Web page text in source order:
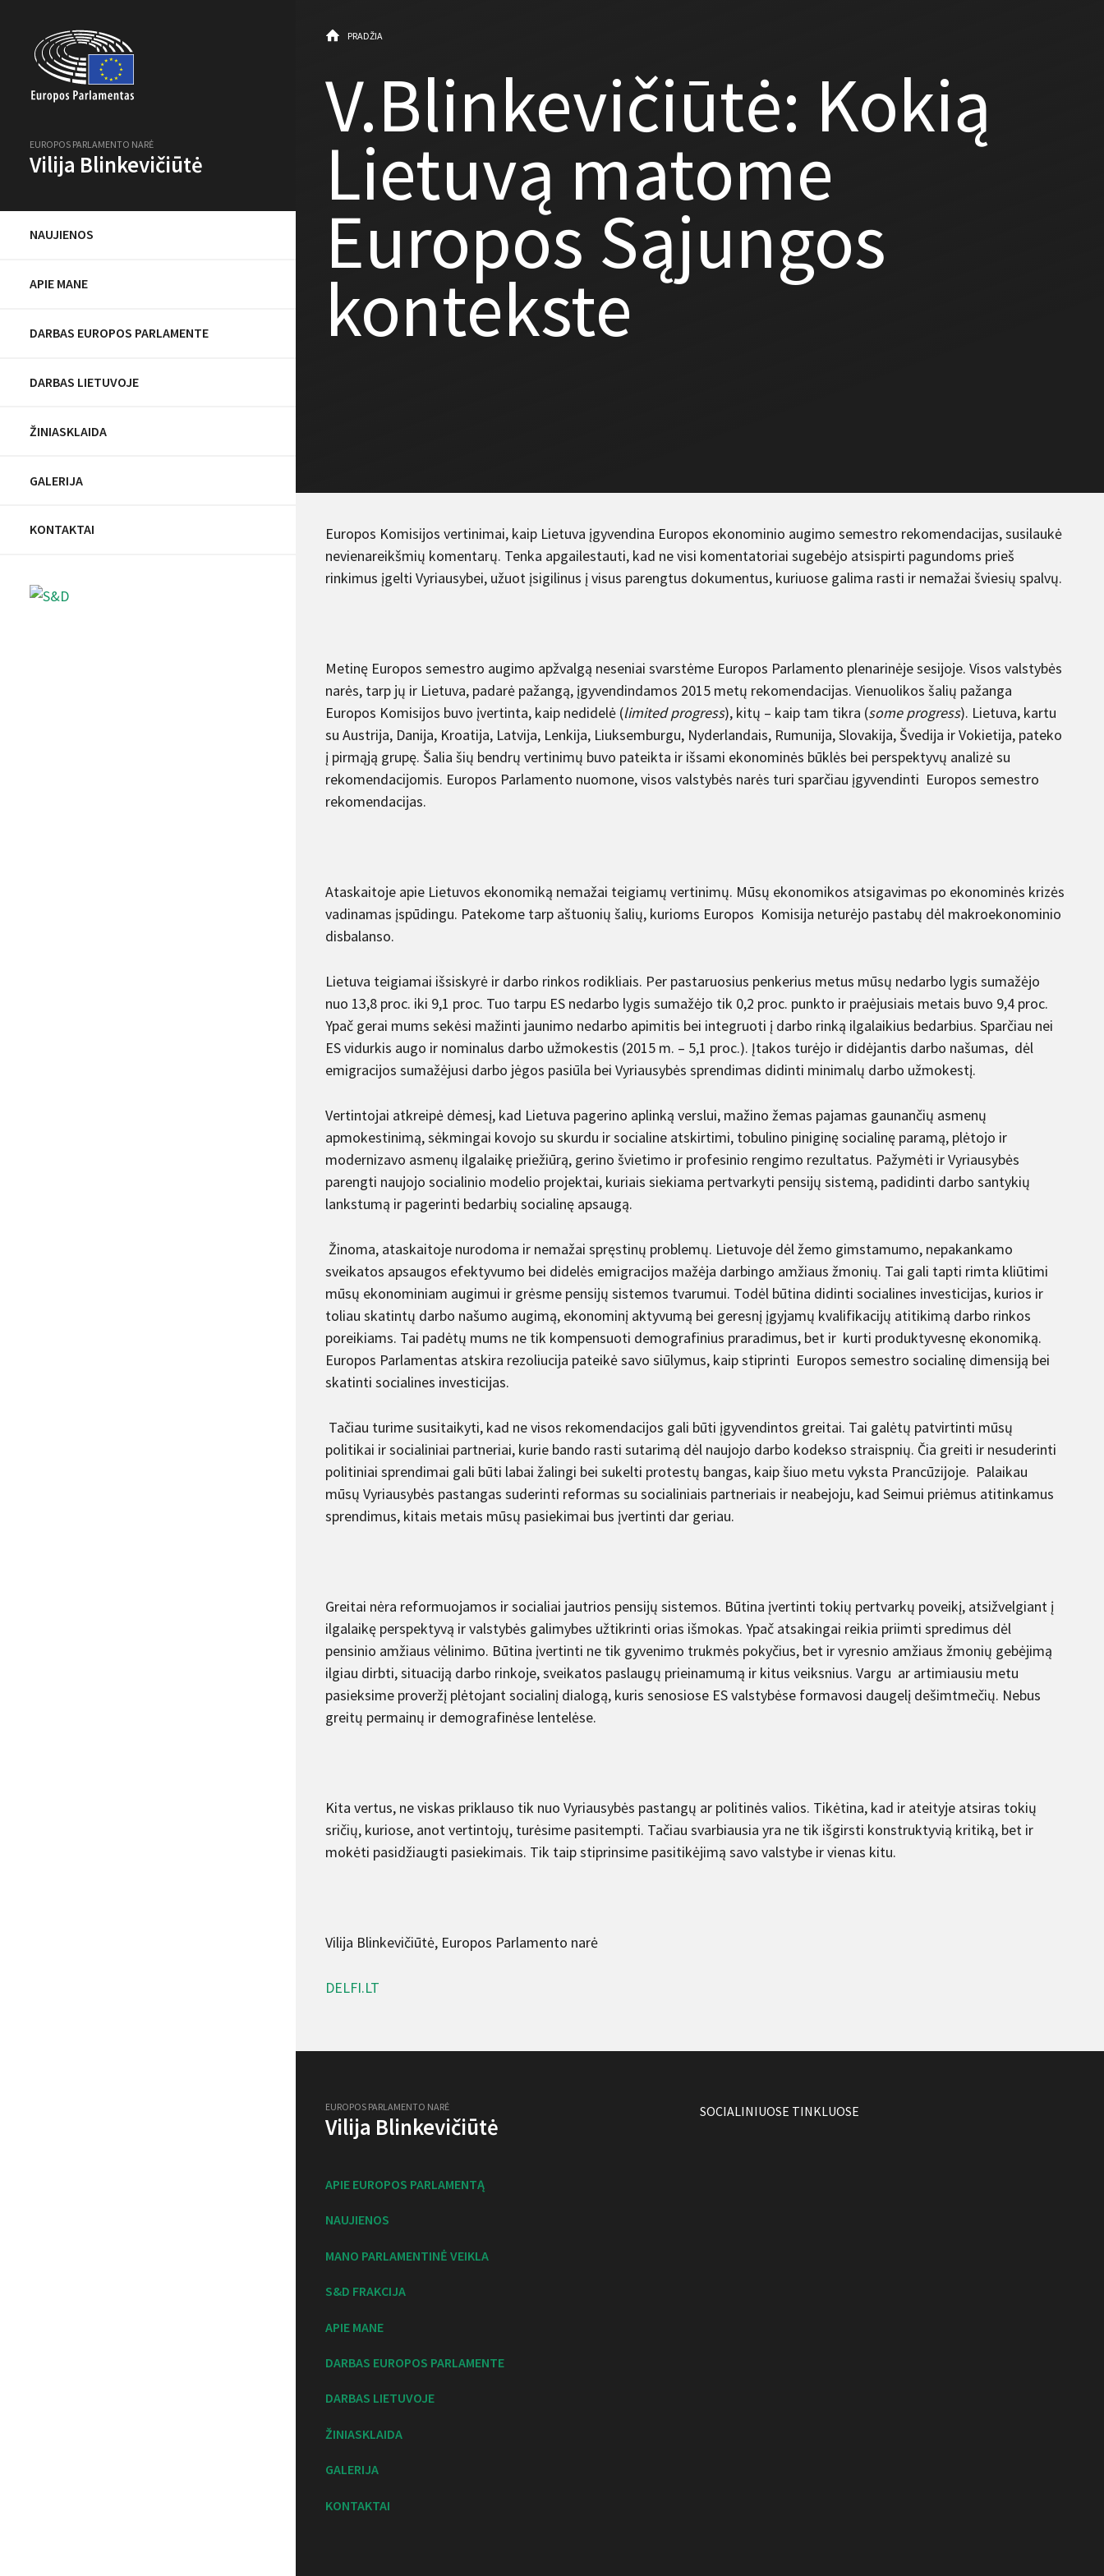
EUROPOS PARLAMENTO NARĖ
Vilija Blinkevičiūtė
NAUJIENOS
APIE MANE
DARBAS EUROPOS PARLAMENTE
DARBAS LIETUVOJE
ŽINIASKLAIDA
GALERIJA
KONTAKTAI
PRADŽIA
V.Blinkevičiūtė: Kokią
Lietuvą matome
Europos Sąjungos
kontekste
Europos Komisijos vertinimai, kaip Lietuva įgyvendina Europos ekonominio augimo semestro rekomendacijas, susilaukė
nevienareikšmių komentarų. Tenka apgailestauti, kad ne visi komentatoriai sugebėjo atsispirti pagundoms prieš
rinkimus įgelti Vyriausybei, užuot įsigilinus į visus parengtus dokumentus, kuriuose galima rasti ir nemažai šviesių spalvų.
Metinę Europos semestro augimo apžvalgą neseniai svarstėme Europos Parlamento plenarinėje sesijoje. Visos valstybės
narės, tarp jų ir Lietuva, padarė pažangą, įgyvendindamos 2015 metų rekomendacijas. Vienuolikos šalių pažanga
Europos Komisijos buvo įvertinta, kaip nedidelė (limited progress), kitų – kaip tam tikra (some progress). Lietuva, kartu
su Austrija, Danija, Kroatija, Latvija, Lenkija, Liuksemburgu, Nyderlandais, Rumunija, Slovakija, Švedija ir Vokietija, pateko
į pirmąją grupę. Šalia šių bendrų vertinimų buvo pateikta ir išsami ekonominės būklės bei perspektyvų analizė su
rekomendacijomis. Europos Parlamento nuomone, visos valstybės narės turi sparčiau įgyvendinti Europos semestro
rekomendacijas.
Ataskaitoje apie Lietuvos ekonomiką nemažai teigiamų vertinimų. Mūsų ekonomikos atsigavimas po ekonominės krizės
vadinamas įspūdingu. Patekome tarp aštuonių šalių, kurioms Europos Komisija neturėjo pastabų dėl makroekonominio
disbalanso.
Lietuva teigiamai išsiskyrė ir darbo rinkos rodikliais. Per pastaruosius penkerius metus mūsų nedarbo lygis sumažėjo
nuo 13,8 proc. iki 9,1 proc. Tuo tarpu ES nedarbo lygis sumažėjo tik 0,2 proc. punkto ir praėjusiais metais buvo 9,4 proc.
Ypač gerai mums sekėsi mažinti jaunimo nedarbo apimitis bei integruoti į darbo rinką ilgalaikius bedarbius. Sparčiau nei
ES vidurkis augo ir nominalus darbo užmokestis (2015 m. – 5,1 proc.). Įtakos turėjo ir didėjantis darbo našumas, dėl
emigracijos sumažėjusi darbo jėgos pasiūla bei Vyriausybės sprendimas didinti minimalų darbo užmokestį.
Vertintojai atkreipė dėmesį, kad Lietuva pagerino aplinką verslui, mažino žemas pajamas gaunančių asmenų
apmokestinimą, sėkmingai kovojo su skurdu ir socialine atskirtimi, tobulino piniginę socialinę paramą, plėtojo ir
modernizavo asmenų ilgalaikę priežiūrą, gerino švietimo ir profesinio rengimo rezultatus. Pažymėti ir Vyriausybės
parengti naujojo socialinio modelio projektai, kuriais siekiama pertvarkyti pensijų sistemą, padidinti darbo santykių
lankstumą ir pagerinti bedarbių socialinę apsaugą.
Žinoma, ataskaitoje nurodoma ir nemažai spręstinų problemų. Lietuvoje dėl žemo gimstamumo, nepakankamo
sveikatos apsaugos efektyvumo bei didelės emigracijos mažėja darbingo amžiaus žmonių. Tai gali tapti rimta kliūtimi
mūsų ekonominiam augimui ir grėsme pensijų sistemos tvarumui. Todėl būtina didinti socialines investicijas, kurios ir
toliau skatintų darbo našumo augimą, ekonominį aktyvumą bei geresnį įgyjamų kvalifikacijų atitikimą darbo rinkos
poreikiams. Tai padėtų mums ne tik kompensuoti demografinius praradimus, bet ir kurti produktyvesnę ekonomiką.
Europos Parlamentas atskira rezoliucija pateikė savo siūlymus, kaip stiprinti Europos semestro socialinę dimensiją bei
skatinti socialines investicijas.
Tačiau turime susitaikyti, kad ne visos rekomendacijos gali būti įgyvendintos greitai. Tai galėtų patvirtinti mūsų
politikai ir socialiniai partneriai, kurie bando rasti sutarimą dėl naujojo darbo kodekso straispnių. Čia greiti ir nesuderinti
politiniai sprendimai gali būti labai žalingi bei sukelti protestų bangas, kaip šiuo metu vyksta Prancūzijoje. Palaikau
mūsų Vyriausybės pastangas suderinti reformas su socialiniais partneriais ir neabejoju, kad Seimui priėmus atitinkamus
sprendimus, kitais metais mūsų pasiekimai bus įvertinti dar geriau.
Greitai nėra reformuojamos ir socialiai jautrios pensijų sistemos. Būtina įvertinti tokių pertvarkų poveikį, atsižvelgiant į
ilgalaikę perspektyvą ir valstybės galimybes užtikrinti orias išmokas. Ypač atsakingai reikia priimti spredimus dėl
pensinio amžiaus vėlinimo. Būtina įvertinti ne tik gyvenimo trukmės pokyčius, bet ir vyresnio amžiaus žmonių gebėjimą
ilgiau dirbti, situaciją darbo rinkoje, sveikatos paslaugų prieinamumą ir kitus veiksnius. Vargu ar artimiausiu metu
pasieksime proveržį plėtojant socialinį dialogą, kuris senosiose ES valstybėse formavosi daugelį dešimtmečių. Nebus
greitų permainų ir demografinėse lentelėse.
Kita vertus, ne viskas priklauso tik nuo Vyriausybės pastangų ar politinės valios. Tikėtina, kad ir ateityje atsiras tokių
sričių, kuriose, anot vertintojų, turėsime pasitempti. Tačiau svarbiausia yra ne tik išgirsti konstruktyvią kritiką, bet ir
mokėti pasidžiaugti pasiekimais. Tik taip stiprinsime pasitikėjimą savo valstybe ir vienas kitu.
Vilija Blinkevičiūtė, Europos Parlamento narė
DELFI.LT
EUROPOS PARLAMENTO NARĖ
Vilija Blinkevičiūtė
APIE EUROPOS PARLAMENTĄ
NAUJIENOS
MANO PARLAMENTINĖ VEIKLA
S&D FRAKCIJA
APIE MANE
DARBAS EUROPOS PARLAMENTE
DARBAS LIETUVOJE
ŽINIASKLAIDA
GALERIJA
KONTAKTAI
SOCIALINIUOSE TINKLUOSE